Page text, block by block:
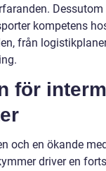
Dessutom
kompetens
från
för
och en ökande
driver en